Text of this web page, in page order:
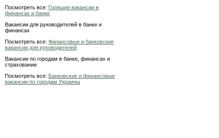
Посмотреть все: Горящие вакансии в
финансах и банке
Вакансии для руководителей в банке и
финансах
Посмотреть все: Финансовые и банковские
вакансии для руководителей
Вакансии по городам в банке, финансах и
страховании
Посмотреть все: Банковские и финансовые
вакансии по городам Украины